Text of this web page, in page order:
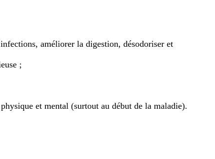
améliorer la digestion, désodoriser et
;
et mental (surtout au début de la maladie).